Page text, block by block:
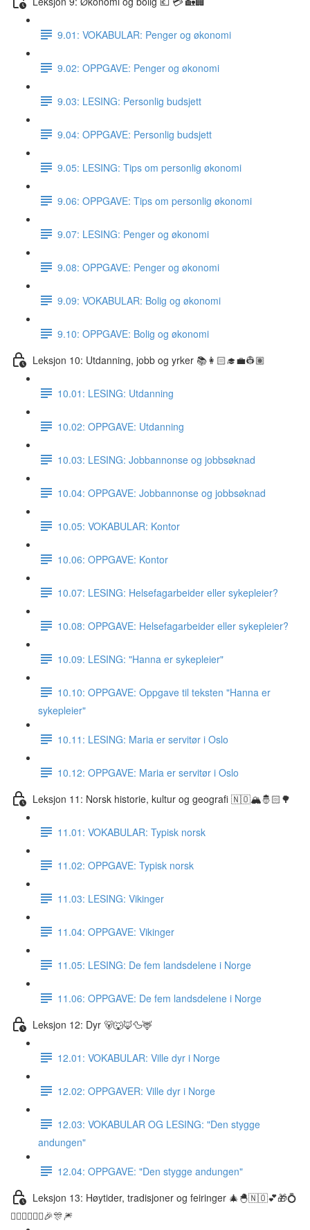
9.01: VOKABULAR: Penger og økonomi
9.02: OPPGAVE: Penger og økonomi
9.03: LESING: Personlig budsjett
9.04: OPPGAVE: Personlig budsjett
9.05: LESING: Tips om personlig økonomi
9.06: OPPGAVE: Tips om personlig økonomi
9.07: LESING: Penger og økonomi
9.08: OPPGAVE: Penger og økonomi
9.09: VOKABULAR: Bolig og økonomi
9.10: OPPGAVE: Bolig og økonomi
Leksjon 10: Utdanning, jobb og yrker 📚👩🏻‍🎓💼👷🏽
10.01: LESING: Utdanning
10.02: OPPGAVE: Utdanning
10.03: LESING: Jobbannonse og jobbsøknad
10.04: OPPGAVE: Jobbannonse og jobbsøknad
10.05: VOKABULAR: Kontor
10.06: OPPGAVE: Kontor
10.07: LESING: Helsefagarbeider eller sykepleier?
10.08: OPPGAVE: Helsefagarbeider eller sykepleier?
10.09: LESING: "Hanna er sykepleier"
10.10: OPPGAVE: Oppgave til teksten "Hanna er
sykepleier"
10.11: LESING: Maria er servitør i Oslo
10.12: OPPGAVE: Maria er servitør i Oslo
Leksjon 11: Norsk historie, kultur og geografi 🇳🇴🏔🤴🏻🌳
11.01: VOKABULAR: Typisk norsk
11.02: OPPGAVE: Typisk norsk
11.03: LESING: Vikinger
11.04: OPPGAVE: Vikinger
11.05: LESING: De fem landsdelene i Norge
11.06: OPPGAVE: De fem landsdelene i Norge
Leksjon 12: Dyr 🐻🐺🦊🦆🦌
12.01: VOKABULAR: Ville dyr i Norge
12.02: OPPGAVER: Ville dyr i Norge
12.03: VOKABULAR OG LESING: "Den stygge
andungen"
12.04: OPPGAVE: "Den stygge andungen"
Leksjon 13: Høytider, tradisjoner og feiringer 🎄🐣🇳🇴💕🎁💍
👰🏼‍♀️🤵🏽‍♂️🎉🎊🎆